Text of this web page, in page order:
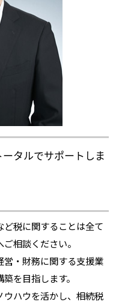
地
談 江南市
春日井市
瑞穂市
春日井市
犬山市
宮市
犬山市
タルでサポートしま
税に関することは全て
相談ください。
営・財務に関する支援業
を目指します。
ハウを活かし、相続税